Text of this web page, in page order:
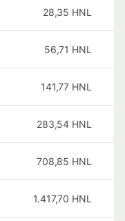
28,35 HNL
56,71 HNL
141,77 HNL
283,54 HNL
708,85 HNL
1.417,70 HNL